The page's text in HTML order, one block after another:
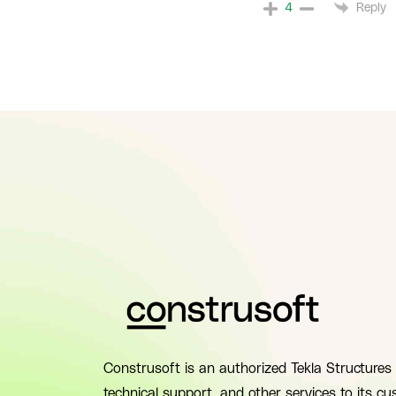
4 Reply
Construsoft is an authorized Tekla